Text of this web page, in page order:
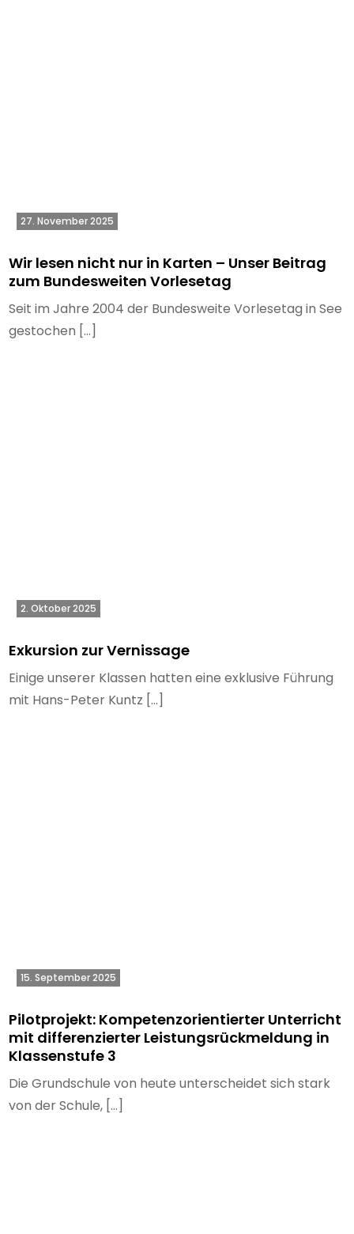
27. November 2025
Wir lesen nicht nur in Karten – Unser Beitrag
zum Bundesweiten Vorlesetag
Seit im Jahre 2004 der Bundesweite Vorlesetag in See
gestochen […]
2. Oktober 2025
Exkursion zur Vernissage
Einige unserer Klassen hatten eine exklusive Führung
mit Hans-Peter Kuntz […]
15. September 2025
Pilotprojekt: Kompetenzorientierter Unterricht
mit differenzierter Leistungsrückmeldung in
Klassenstufe 3
Die Grundschule von heute unterscheidet sich stark
von der Schule, […]